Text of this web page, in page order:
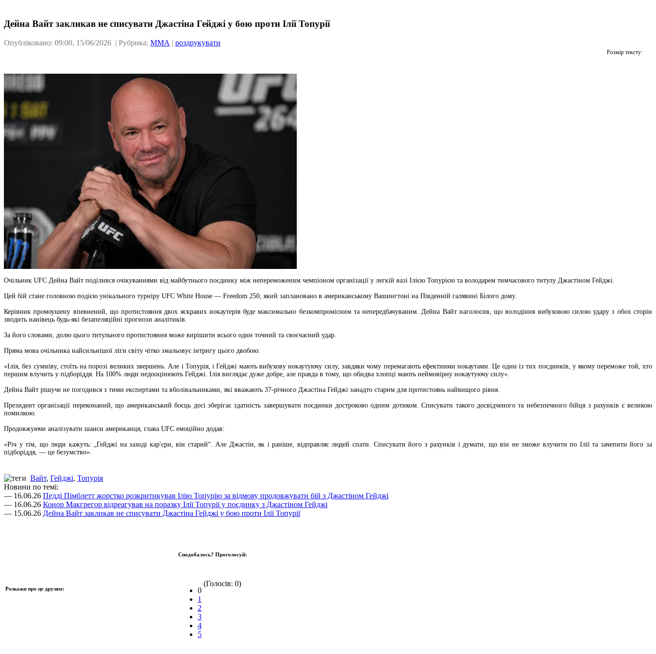
Дейна Вайт закликав не списувати Джастіна Гейджі у бою проти Ілії Топурії
Опубліковано: 09:00, 15/06/2026 | Рубрика: ММА | роздрукувати
Розмір тексту:
Очільник UFC Дейна Вайт поділився очікуваннями від майбутнього поєдинку між непереможеним чемпіоном організації у легкій вазі Ілією Топурією та володарем тимчасового титулу Джастіном Гейджі.
Цей бій стане головною подією унікального турніру UFC White House — Freedom 250, який заплановано в американському Вашингтоні на Південній галявині Білого дому.
Керівник промоушену впевнений, що протистояння двох яскравих нокаутерів буде максимально безкомпромісним та непередбачуваним. Дейна Вайт наголосив, що володіння вибуховою силою удару з обох сторін
зводить нанівець будь-які безапеляційні прогнози аналітиків.
За його словами, долю цього титульного протистояння може вирішити всього один точний та своєчасний удар.
Пряма мова очільника найсильнішої ліги світу чітко змальовує інтригу цього двобою:
«Ілія, без сумніву, стоїть на порозі великих звершень. Але і Топурія, і Гейджі мають вибухову нокаутуючу силу, завдяки чому перемагають ефектними нокаутами. Це один із тих поєдинків, у якому переможе той, хто
першим влучить у підборіддя. На 100% люди недооцінюють Гейджі. Ілія виглядає дуже добре, але правда в тому, що обидва хлопці мають неймовірну нокаутуючу силу».
Дейна Вайт рішуче не погодився з тими експертами та вболівальниками, які вважають 37-річного Джастіна Гейджі занадто старим для протистоянь найвищого рівня.
Президент організації переконаний, що американський боєць досі зберігає здатність завершувати поєдинки достроково одним дотиком. Списувати такого досвідченого та небезпечного бійця з рахунків є великою
помилкою.
Продовжуючи аналізувати шанси американця, глава UFC емоційно додав:
«Річ у тім, що люди кажуть: „Гейджі на заході кар'єри, він старий“. Але Джастін, як і раніше, відправляє людей спати. Списувати його з рахунків і думати, що він не зможе влучити по Ілії та зачепити його за
підборіддя, — це безумство».
Вайт, Гейджі, Топурія
Новини по темі:
— 16.06.26 Педді Пімблетт жорстко розкритикував Ілію Топурію за відмову продовжувати бій з Джастіном Гейджі
— 16.06.26 Конор Макгрегор відреагував на поразку Ілії Топурії у поєдинку з Джастіном Гейджі
— 15.06.26 Дейна Вайт закликав не списувати Джастіна Гейджі у бою проти Ілії Топурії
Розкажи про це друзям:
Сподобалось? Проголосуй:
0
1
2
3
4
5
(Голосів: 0)